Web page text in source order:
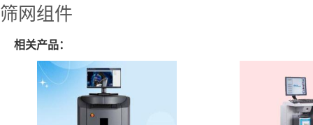
筛网组件
相关产品：